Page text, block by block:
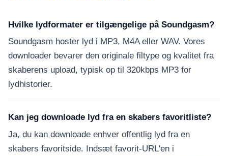
Hvilke lydformater er tilgængelige på Soundgasm?
Soundgasm hoster lyd i MP3, M4A eller WAV. Vores
downloader bevarer den originale filtype og kvalitet fra
skaberens upload, typisk op til 320kbps MP3 for
lydhistorier.
Kan jeg downloade lyd fra en skabers favoritliste?
Ja, du kan downloade enhver offentlig lyd fra en
skabers favoritside. Indsæt favorit-URL'en i